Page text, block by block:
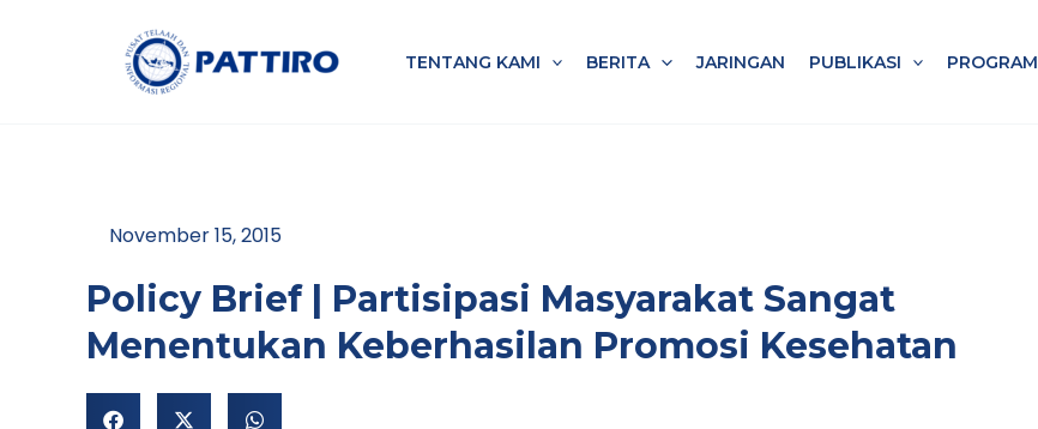
TENTANG KAMI BERITA JARINGAN PUBLIKASI PROGRAM
November 15, 2015
Policy Brief | Partisipasi Masyarakat Sangat
Menentukan Keberhasilan Promosi Kesehatan